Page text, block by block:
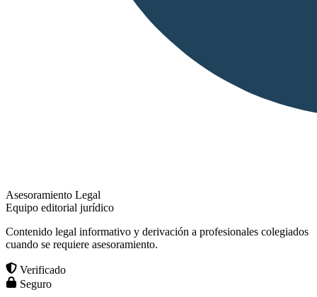
Asesoramiento Legal
Equipo editorial jurídico
Contenido legal informativo y derivación a profesionales colegiados
cuando se requiere asesoramiento.
Verificado
Seguro